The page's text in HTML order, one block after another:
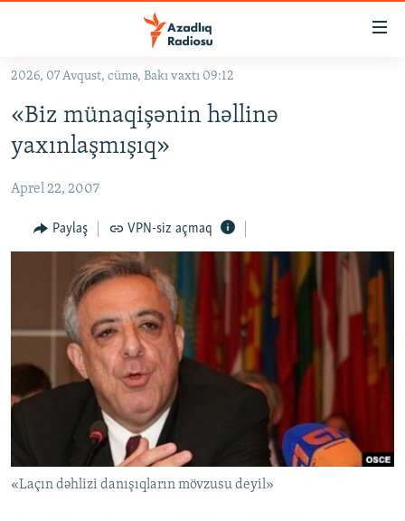
Əsas
qayıt
Əsas
naviqasiyaya
qayıt
KORRUPSIOMETR
#ƏSLINDƏ
FƏRQƏ BAX
QANUNI DOĞRU
ARAŞDIRMA
MULTIMEDIA
FOTOQALEREYA
İNFOQRAFIKA
RADIO ARXIV
OXU ZALI
AZƏRBAYCAN ƏDƏBIYYATI KITABXANASI
İSLAM VƏ DEMOKRATIYA
İZ - MƏDƏNIYYƏT PROQRAMI
HAQQIMIZDA
PEŞƏ ETIKASI VƏ JURNALISTIKA STANDARTLARIMIZ
MATERIALLARIMIZDAN ISTIFADƏ
2026, 07 Avqust, cümə, Bakı vaxtı 09:12
«Biz münaqişənin həllinə
yaxınlaşmışıq»
Aprel 22, 2007
Paylaş VPN-siz açmaq
«Laçın dəhlizi danışıqların mövzusu deyil»